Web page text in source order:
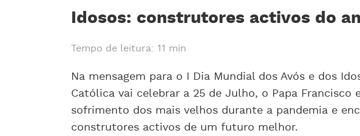
Idosos: construtores activos do
Tempo de leitura: 11 min
Na mensagem para o I Dia Mundial dos Avós e dos
Católica vai celebrar a 25 de Julho, o Papa Francisco
sofrimento dos mais velhos durante a pandemia e
construtores activos de um futuro melhor.